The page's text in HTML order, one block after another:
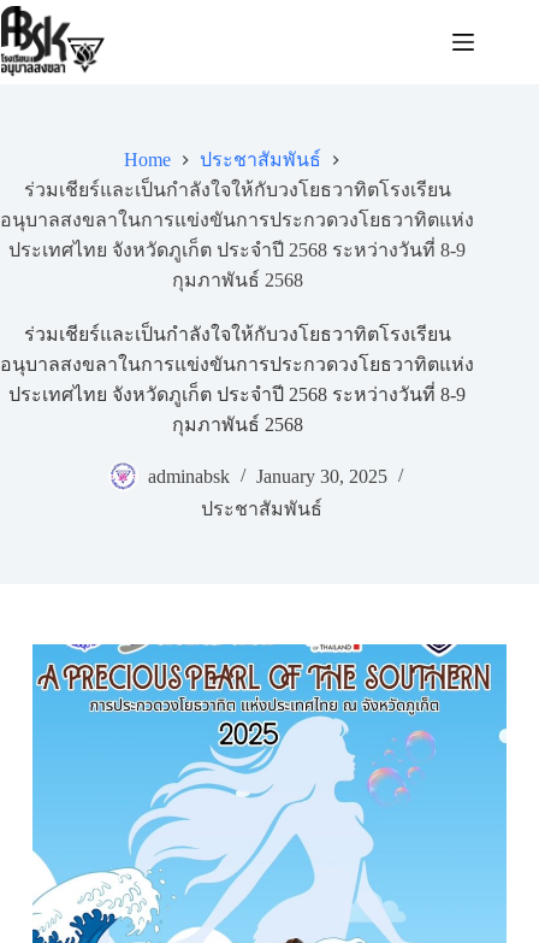
Home
ประชาสัมพันธ์
ร่วมเชียร์และเป็นกำลังใจให้กับวงโยธวาทิตโรงเรียน
อนุบาลสงขลาในการแข่งขันการประกวดวงโยธวาทิตแห่ง
ประเทศไทย จังหวัดภูเก็ต ประจำปี 2568 ระหว่างวันที่ 8-9
กุมภาพันธ์ 2568
ร่วมเชียร์และเป็นกำลังใจให้กับวงโยธวาทิตโรงเรียน
อนุบาลสงขลาในการแข่งขันการประกวดวงโยธวาทิตแห่ง
ประเทศไทย จังหวัดภูเก็ต ประจำปี 2568 ระหว่างวันที่ 8-9
กุมภาพันธ์ 2568
adminabsk
January 30, 2025
ประชาสัมพันธ์